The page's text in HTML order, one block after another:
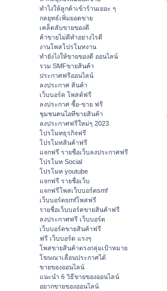
ทําไงให้ลูกค้าเข้าร้านเยอะ ๆ
กลยุทธ์เพิ่มยอดขาย
เคล็ดลับขายของดี
ค้าขายไม่ดีทำอย่างไรดี
งานโพสโปรโมทงาน
ทํายังไงให้ขายของดี ออนไลน์
รวม SMFขายสินค้า
ประกาศฟรีออนไลน์
ลงประกาศ สินค้า
เว็บบอร์ด โพสต์ฟรี
ลงประกาศ ซื้อ-ขาย ฟรี
ชุมชนคนไอทีขายสินค้า
ลงประกาศฟรีใหม่ๆ 2023
โปรโมทธุรกิจฟรี
โปรโมทสินค้าฟรี
แจกฟรี รายชื่อเว็บลงประกาศฟรี
โปรโมท Social
โปรโมท youtube
แจกฟรี รายชื่อเว็บ
แจกฟรีโพสเว็บบอร์ดsmf
เว็บบอร์ดsmfโพสฟรี
รายชื่อเว็บบอร์ดขายสินค้าฟรี
ลงประกาศฟรี เว็บบอร์ด
เว็บบอร์ดขายสินค้าฟรี
ฟรี เว็บบอร์ด แรงๆ
โพสขายสินค้าตรงกลุ่มเป้าหมาย
โฆษณาเลื่อนประกาศได้
ขายของออนไลน์
แนะนำ 6 วิธีขายของออนไลน์
อยากขายของออนไลน์